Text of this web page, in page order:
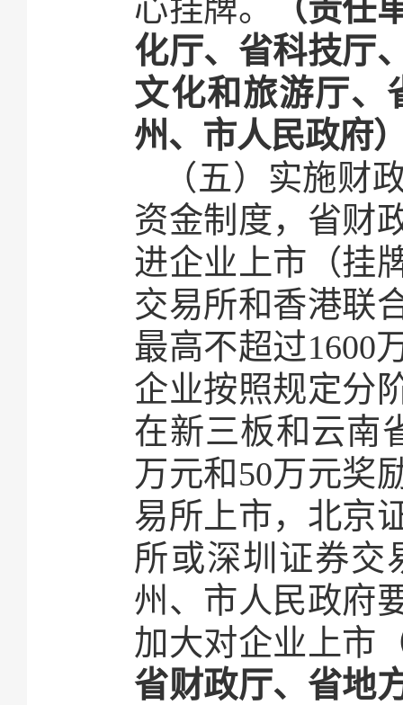
心挂牌。
（责任
化厅、省科技厅
文化和旅游厅、
州、市人民政府
（五）实施财
资金制度，省财
进企业上市（挂
交易所和香港联
最高不超过1600
企业按照规定分
在新三板和云南
万元和50万元奖
易所上市，北京
所或深圳证券交
州、市人民政府
加大对企业上市
省财政厅、省地